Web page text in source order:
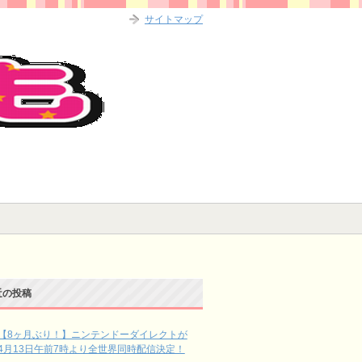
の投稿
8ヶ月ぶり！】ニンテンドーダイレクトが
月13日午前7時より全世界同時配信決定！
サイトマップ